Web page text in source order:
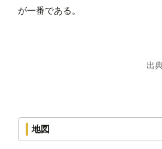
が一番である。
出
地図